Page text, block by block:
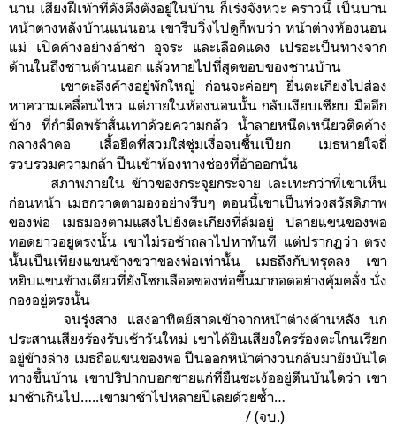
นาน เสียงฝีเท้าที่ดังตึงตังอยู่ในบ้าน ก็เร่งจังหวะ คราวนี้ เป็นบาน
หน้าต่างหลังบ้านแน่นอน เขารีบวิ่งไปดูก็พบว่า หน้าต่างห้องนอน
แม่ เปิดค้างอย่างอ้าซ่า อุจระ และเลือดแดง เปรอะเป็นทางจาก
ด้านในถึงชานด้านนอก แล้วหายไปที่สุดขอบของชานบ้าน
เขาตะลึงค้างอยู่พักใหญ่ ก่อนจะค่อยๆ ยื่นตะเกียงไปส่อง
หาความเคลื่อนไหว แต่ภายในห้องนอนนั้น กลับเงียบเชียบ มืออีก
ข้าง ที่กำมีดพร้าสั่นเทาด้วยความกลัว น้ำลายหนืดเหนียวติดค้าง
กลางลำคอ เสื้อยืดที่สวมใส่ชุ่มเงื่อจนชื้นเปียก เมธหายใจถี่
รวบรวมความกล้า ปีนเข้าห้องทางช่องที่อ้าออกนั่น
สภาพภายใน ข้าวของกระจุยกระจาย เละเทะกว่าที่เขาเห็น
ก่อนหน้า เมธกวาดตามองอย่างรีบๆ ตอนนี้เขาเป็นห่วงสวัสดิภาพ
ของพ่อ เมธมองตามแสงไปยังตะเกียงที่ล้มอยู่ ปลายแขนของพ่อ
ทอดยาวอยู่ตรงนั้น เขาไม่รอช้าถลาไปหาทันที แต่ปรากฏว่า ตรง
นั้นเป็นเพียงแขนข้างขวาของพ่อเท่านั้น เมธถึงกับทรุดลง เขา
หยิบแขนข้างเดียวที่ยังโชกเลือดของพ่อขึ้นมากอดอย่างคุ้มคลั่ง นั่ง
กองอยู่ตรงนั้น
จนรุ่งสาง แสงอาทิตย์สาดเข้าจากหน้าต่างด้านหลัง นก
ประสานเสียงร้องรับเช้าวันใหม่ เขาได้ยินเสียงใครร้องตะโกนเรียก
อยู่ข้างล่าง เมธถือแขนของพ่อ ปีนออกหน้าต่างวนกลับมายังบันได
ทางขึ้นบ้าน เขาปริปากบอกชายแก่ที่ยืนชะเง้ออยู่ตีนบันไดว่า เขา
มาช้าเกินไป…..เขามาช้าไปหลายปีเลยด้วยซ้ำ…
/ (จบ.)